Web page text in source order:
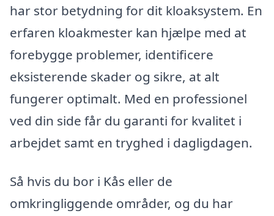
har stor betydning for dit kloaksystem. En
erfaren kloakmester kan hjælpe med at
forebygge problemer, identificere
eksisterende skader og sikre, at alt
fungerer optimalt. Med en professionel
ved din side får du garanti for kvalitet i
arbejdet samt en tryghed i dagligdagen.
Så hvis du bor i Kås eller de
omkringliggende områder, og du har